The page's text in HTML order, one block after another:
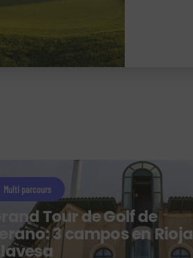
Multi parcours
Grand Tour de Golf de
verano: 3 campos en Rioja
Alavesa